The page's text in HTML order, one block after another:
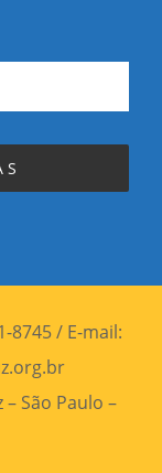
8745 / E-mail:
São Paulo –